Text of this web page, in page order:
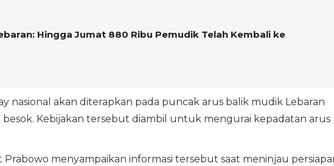
Hingga Jumat 880 Ribu Pemudik Telah Kembali ke
nasional akan diterapkan pada puncak arus balik mudik Lebaran
Kebijakan tersebut diambil untuk mengurai kepadatan arus
Prabowo menyampaikan informasi tersebut saat meninjau